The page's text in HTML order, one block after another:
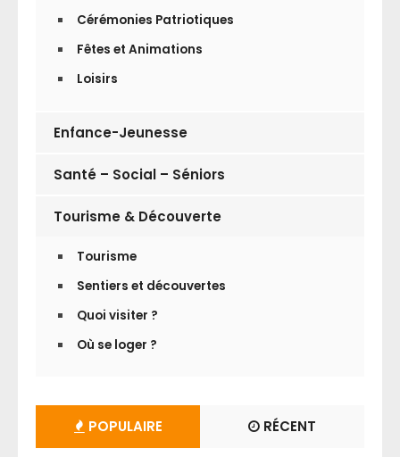
Cérémonies Patriotiques
Fêtes et Animations
Loisirs
Enfance-Jeunesse
Santé – Social – Séniors
Tourisme & Découverte
Tourisme
Sentiers et découvertes
Quoi visiter ?
Où se loger ?
POPULAIRE RÉCENT